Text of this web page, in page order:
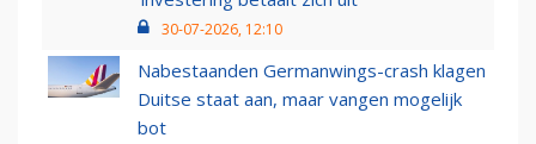
30-07-2026, 12:10
Nabestaanden Germanwings-crash klagen
Duitse staat aan, maar vangen mogelijk
bot